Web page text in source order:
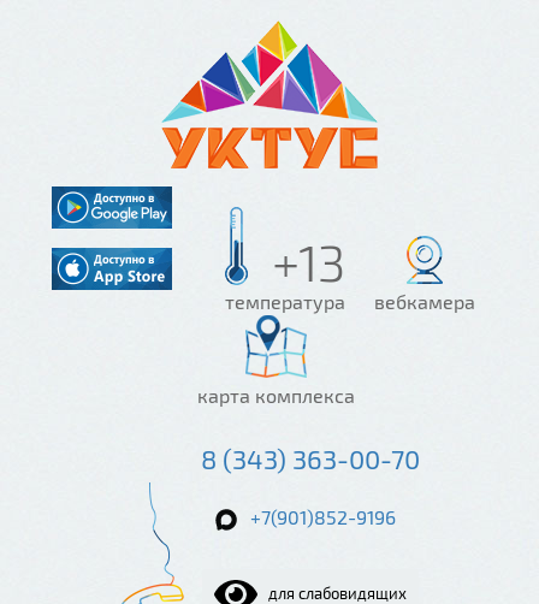
+13
температура вебкамера
карта комплекса
8 (343) 363-00-70
+7(901)852-9196
для слабовидящих